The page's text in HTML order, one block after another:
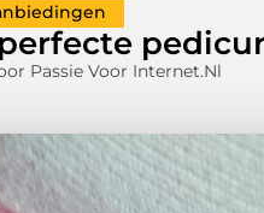
Passie Voor Internet.nl